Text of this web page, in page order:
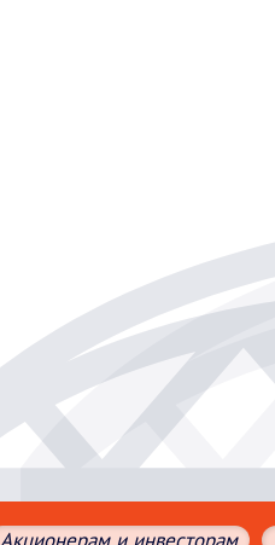
Акционерам и инвесторам